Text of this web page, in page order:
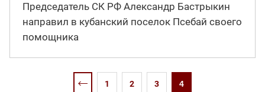
Председатель СК РФ Александр Бастрыкин
направил в кубанский поселок Псебай своего
помощника
1 2 3 4